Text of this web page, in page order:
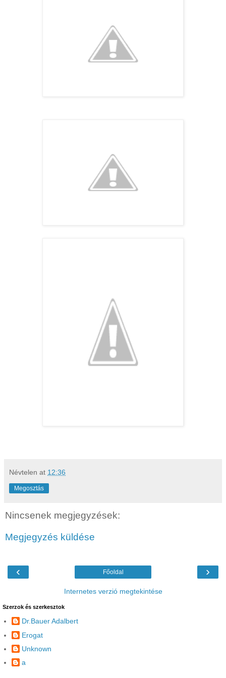
Névtelen at 12:36
Megosztás
Nincsenek megjegyzések:
Megjegyzés küldése
‹ ›
Főoldal
Internetes verzió megtekintése
Szerzok és szerkesztok
Dr.Bauer Adalbert
Erogat
Unknown
a